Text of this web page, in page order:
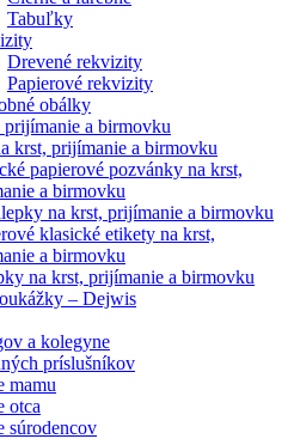
Tabuľky
Drevené rekvizity
Papierové rekvizity
obálky
a birmovku
krst, prijímanie a birmovku
papierové pozvánky na krst,
a birmovku
na krst, prijímanie a birmovku
klasické etikety na krst,
a birmovku
na krst, prijímanie a birmovku
– Dejwis
a kolegyne
príslušníkov
mamu
otca
súrodencov